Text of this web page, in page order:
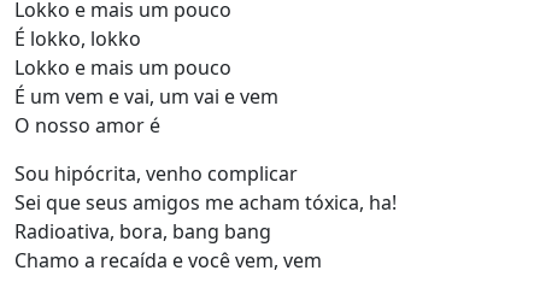
Lokko e mais um pouco
É lokko, lokko
Lokko e mais um pouco
É um vem e vai, um vai e vem
O nosso amor é
Sou hipócrita, venho complicar
Sei que seus amigos me acham tóxica, ha!
Radioativa, bora, bang bang
Chamo a recaída e você vem, vem